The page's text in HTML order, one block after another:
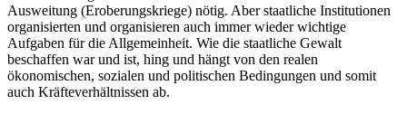
Ausweitung (Eroberungskriege) nötig. Aber staatliche Institutionen
organisierten und organisieren auch immer wieder wichtige
Aufgaben für die Allgemeinheit. Wie die staatliche Gewalt
beschaffen war und ist, hing und hängt von den realen
ökonomischen, sozialen und politischen Bedingungen und somit
auch Kräfteverhältnissen ab.